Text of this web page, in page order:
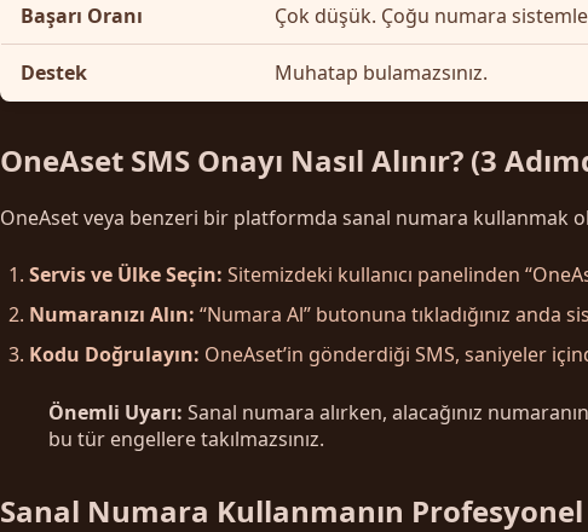
Başarı Oranı Çok düşük. Çoğu numara
Destek Muhatap bulamazsınız.
OneAset SMS Onayı Nasıl Alınır? (3
OneAset veya benzeri bir platformda sanal numara kullanmak
Servis ve Ülke Seçin: Sitemizdeki kullanıcı panelinden
Numaranızı Alın: “Numara Al” butonuna tıkladığınız anda
Kodu Doğrulayın: OneAset’in gönderdiği SMS, saniyeler
Önemli Uyarı: Sanal numara alırken, alacağınız
bu tür engellere takılmazsınız.
Sanal Numara Kullanmanın